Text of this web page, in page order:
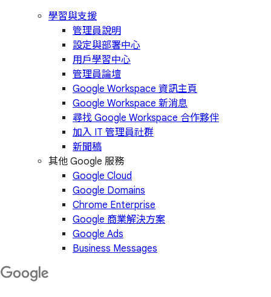
學習與支援
管理員說明
設定與部署中心
用戶學習中心
管理員論壇
Google Workspace 資訊主頁
Google Workspace 新消息
尋找 Google Workspace 合作夥伴
加入 IT 管理員社群
新聞稿
其他 Google 服務
Google Cloud
Google Domains
Chrome Enterprise
Google 商業解決方案
Google Ads
Business Messages